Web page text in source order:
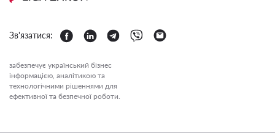
Зв'язатися:
забезпечує український бізнес
інформацією, аналітикою та
технологічними рішеннями для
ефективної та безпечної роботи.